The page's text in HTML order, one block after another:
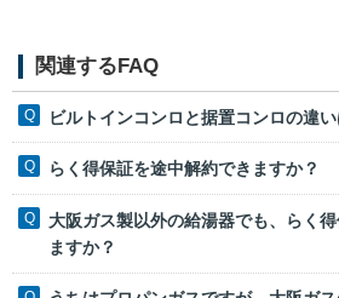
関連するFAQ
ビルトインコンロと据置コンロの違
らく得保証を途中解約できますか？
大阪ガス製以外の給湯器でも、らく
ますか？